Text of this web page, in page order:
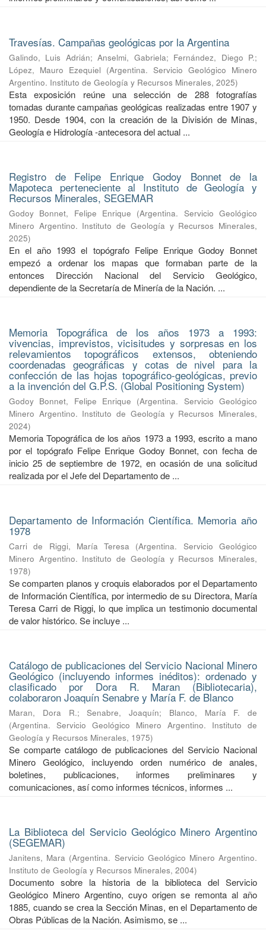
Travesías. Campañas geológicas por la Argentina
Galindo, Luis Adrián;Anselmi, Gabriela; Fernández, Diego P.;
López, Mauro Ezequiel (Argentina. Servicio Geológico Minero
Argentino. Instituto de Geología y Recursos Minerales, 2025)
Esta exposición reúne una selección de 288 fotografías
tomadas durante campañas geológicas realizadas entre 1907 y
1950. Desde 1904, con la creación de la División de Minas,
Geología e Hidrología -antecesora del actual ...
Registro de Felipe Enrique Godoy Bonnet de la
Mapoteca perteneciente al Instituto de Geología y
Recursos Minerales, SEGEMAR
Godoy Bonnet, Felipe Enrique (Argentina. Servicio Geológico
Minero Argentino. Instituto de Geología y Recursos Minerales,
2025)
En el año 1993 el topógrafo Felipe Enrique Godoy Bonnet
empezó a ordenar los mapas que formaban parte de la
entonces Dirección Nacional del Servicio Geológico,
dependiente de la Secretaría de Minería de la Nación. ...
Memoria Topográfica de los años 1973 a 1993:
vivencias, imprevistos, vicisitudes y sorpresas en los
relevamientos topográficos extensos, obteniendo
coordenadas geográficas y cotas de nivel para la
confección de las hojas topográfico-geológicas, previo
a la invención del G.P.S. (Global Positioning System)
Godoy Bonnet, Felipe Enrique (Argentina. Servicio Geológico
Minero Argentino. Instituto de Geología y Recursos Minerales,
2024)
Memoria Topográfica de los años 1973 a 1993, escrito a mano
por el topógrafo Felipe Enrique Godoy Bonnet, con fecha de
inicio 25 de septiembre de 1972, en ocasión de una solicitud
realizada por el Jefe del Departamento de ...
Departamento de Información Científica. Memoria año
1978
Carri de Riggi, María Teresa (Argentina. Servicio Geológico
Minero Argentino. Instituto de Geología y Recursos Minerales,
1978)
Se comparten planos y croquis elaborados por el Departamento
de Información Científica, por intermedio de su Directora, María
Teresa Carri de Riggi, lo que implica un testimonio documental
de valor histórico. Se incluye ...
Catálogo de publicaciones del Servicio Nacional Minero
Geológico (incluyendo informes inéditos): ordenado y
clasificado por Dora R. Maran (Bibliotecaria),
colaboraron Joaquín Senabre y María F. de Blanco
Maran, Dora R.;Senabre, Joaquín; Blanco, María F. de
(Argentina. Servicio Geológico Minero Argentino. Instituto de
Geología y Recursos Minerales, 1975)
Se comparte catálogo de publicaciones del Servicio Nacional
Minero Geológico, incluyendo orden numérico de anales,
boletines, publicaciones, informes preliminares y
comunicaciones, así como informes técnicos, informes ...
La Biblioteca del Servicio Geológico Minero Argentino
(SEGEMAR)
Janitens, Mara (Argentina. Servicio Geológico Minero Argentino.
Instituto de Geología y Recursos Minerales, 2004)
Documento sobre la historia de la biblioteca del Servicio
Geológico Minero Argentino, cuyo origen se remonta al año
1885, cuando se crea la Sección Minas, en el Departamento de
Obras Públicas de la Nación. Asimismo, se ...